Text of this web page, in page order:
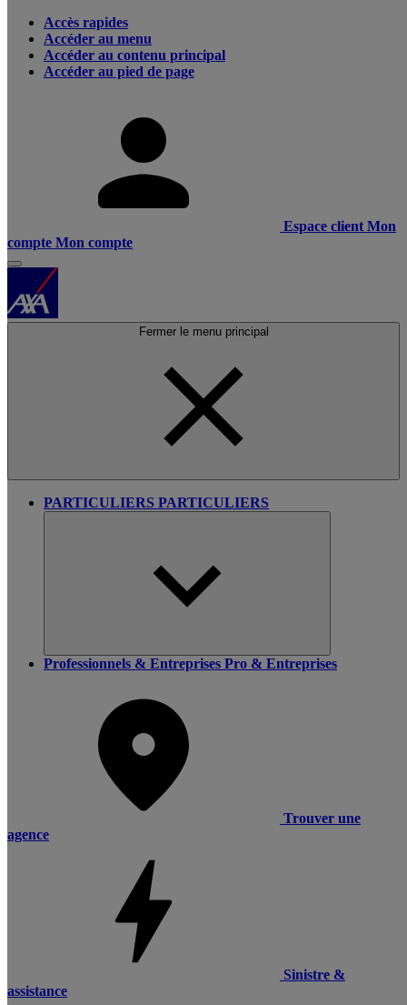
Accès rapides
Accéder au menu
Accéder au contenu principal
Accéder au pied de page
Espace client Mon
compte Mon compte
Fermer le menu principal
PARTICULIERS PARTICULIERS
Professionnels & Entreprises Pro & Entreprises
Trouver une
agence
Sinistre &
assistance